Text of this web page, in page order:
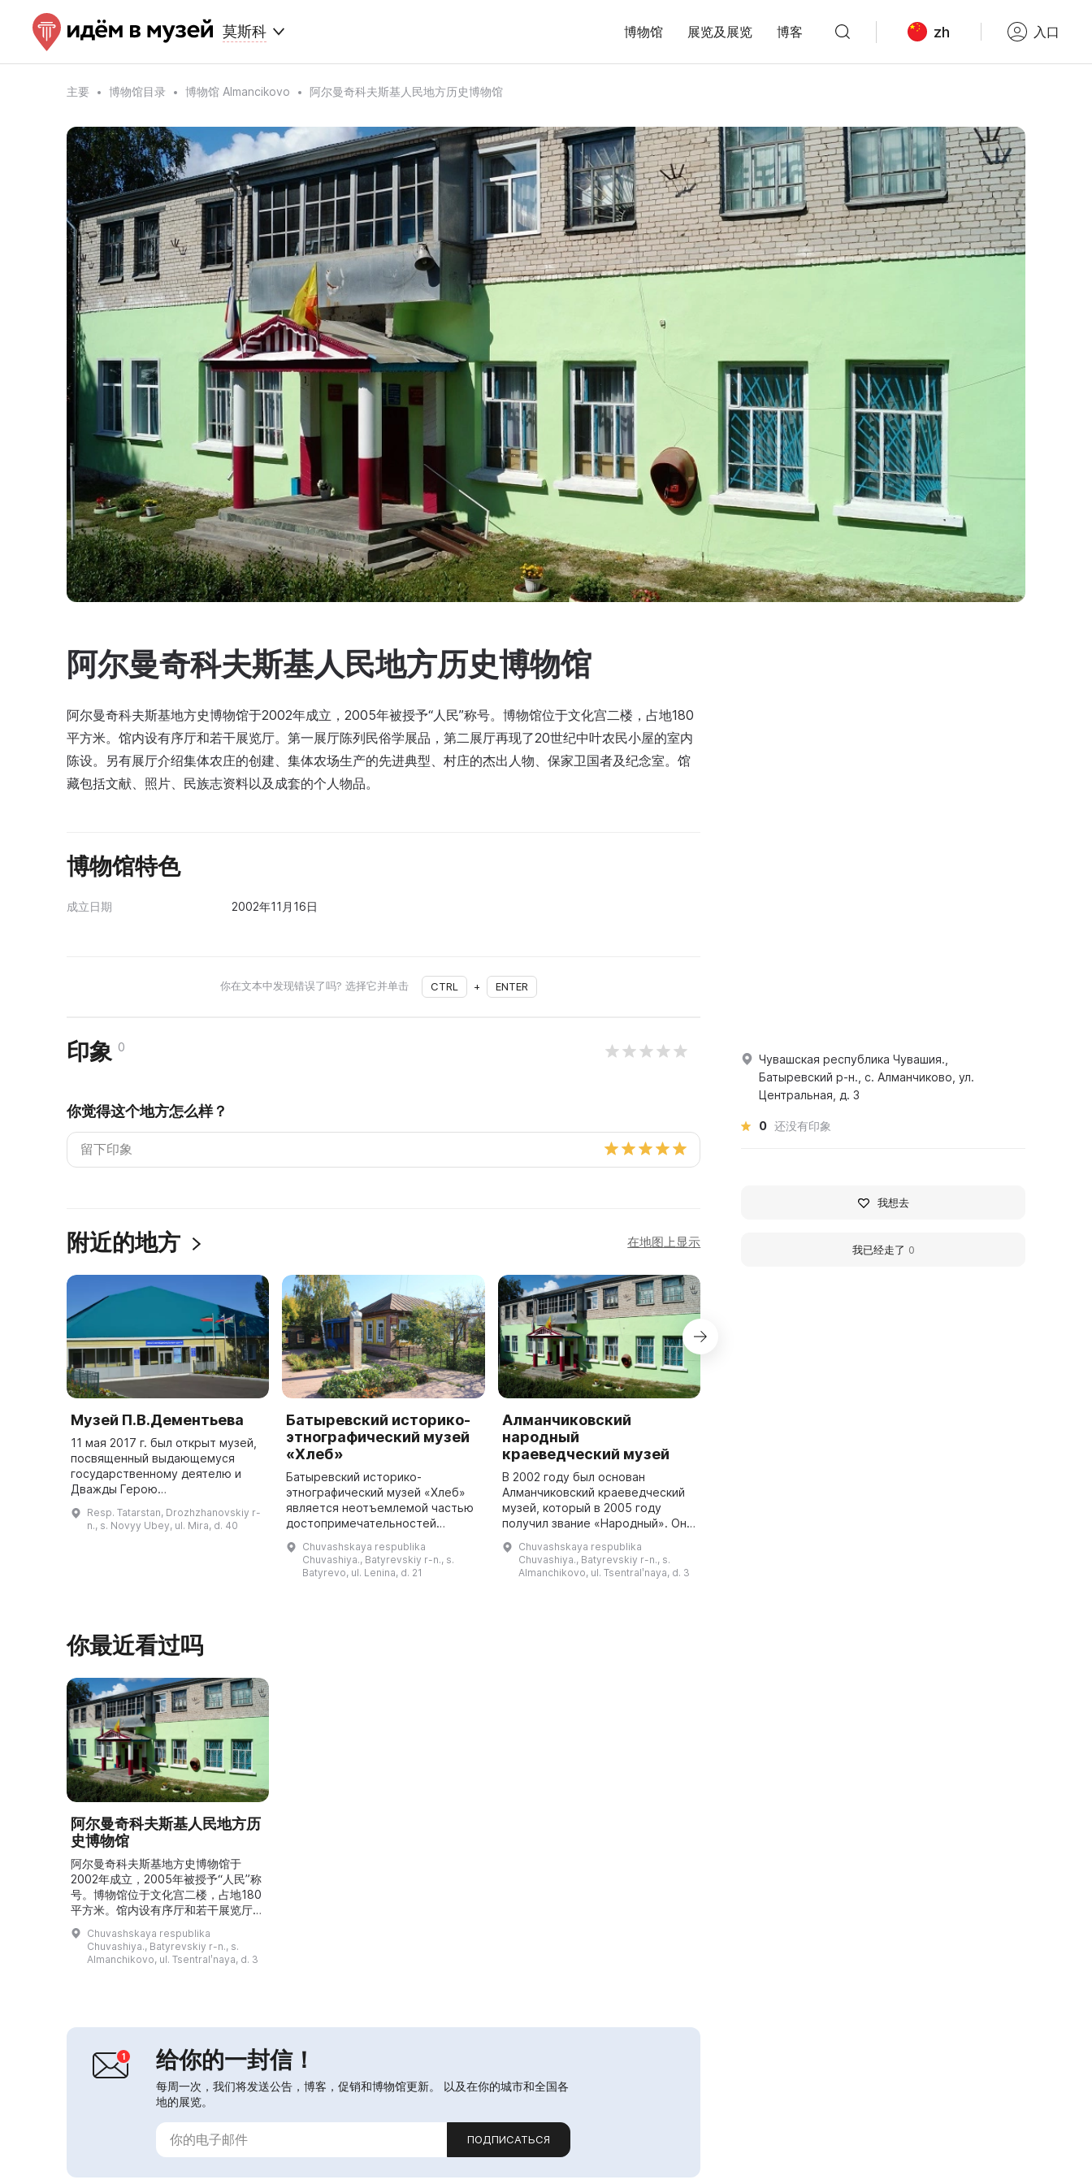
莫斯科 博物馆 展览及展览 博客 zh 入口
主要 博物馆目录 博物馆 Almancikovo 阿尔曼奇科夫斯基人民地方历史博物馆
阿尔曼奇科夫斯基人民地方历史博物馆
阿尔曼奇科夫斯基地方史博物馆于2002年成立，2005年被授予“人民”称号。博物馆位于文化宫二楼，占地180
平方米。馆内设有序厅和若干展览厅。第一展厅陈列民俗学展品，第二展厅再现了20世纪中叶农民小屋的室内
陈设。另有展厅介绍集体农庄的创建、集体农场生产的先进典型、村庄的杰出人物、保家卫国者及纪念室。馆
藏包括文献、照片、民族志资料以及成套的个人物品。
博物馆特色
成立日期 2002年11月16日
你在文本中发现错误了吗? 选择它并单击 CTRL + ENTER
印象 0
你觉得这个地方怎么样？
附近的地方 在地图上显示
Музей П.В.Дементьева
11 мая 2017 г. был открыт музей,
посвященный выдающемуся
государственному деятелю и
Дважды Герою
бывшему министру авиационной
промышленности СССР Петру
Resp. Tatarstan, Drozhzhanovskiy r-
n., s. Novyy Ubey, ul. Mira, d. 40
Батыревский историко-
этнографический музей
«Хлеб»
Батыревский историко-
этнографический музей «Хлеб»
является неотъемлемой частью
достопримечательностей
Республики. Он был открыт 1
сентября 1994 года и предлагает
Chuvashskaya respublika
Chuvashiya., Batyrevskiy r-n., s.
Batyrevo, ul. Lenina, d. 21
Алманчиковский
народный
краеведческий музей
В 2002 году был основан
Алманчиковский краеведческий
музей, который в 2005 году
получил звание «Народный». Он
Дома культуры и занимает
площадь 180 кв. м. В музее есть
Chuvashskaya respublika
Chuvashiya., Batyrevskiy r-n., s.
Almanchikovo, ul. Tsentralʹnaya, d. 3
你最近看过吗
阿尔曼奇科夫斯基人民地方历
史博物馆
阿尔曼奇科夫斯基地方史博物馆于
2002年成立，2005年被授予“人民”称
号。博物馆位于文化宫二楼，占地180
平方米。馆内设有序厅和若干展览厅。
第一展厅陈列民俗学展品，第二展厅再
现了20世纪中叶农民小屋的室内陈
设。另有展厅介绍集体农庄的创建、集
Chuvashskaya respublika
Chuvashiya., Batyrevskiy r-n., s.
Almanchikovo, ul. Tsentralʹnaya, d. 3
给你的一封信！
每周一次，我们将发送公告，博客，促销和博物馆更新。 以及在你的城市和全国各
地的展览。
ПОДПИСАТЬСЯ
Чувашская республика Чувашия.,
Батыревский р-н., с. Алманчиково, ул.
Центральная, д. 3
0 还没有印象
我想去
我已经走了 0